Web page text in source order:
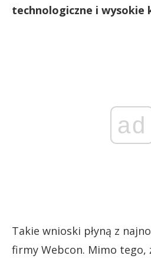
technologiczne i wysokie
ad
Takie wnioski płyną z
firmy Webcon. Mimo tego,